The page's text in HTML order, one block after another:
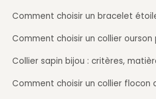
Comment choisir un bracelet
Comment choisir un collier ourson
Collier sapin bijou : critères,
Comment choisir un collier flocon